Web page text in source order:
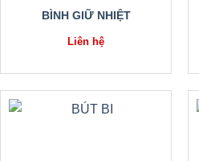
BÌNH GIỮ NHIỆT
Liên hệ